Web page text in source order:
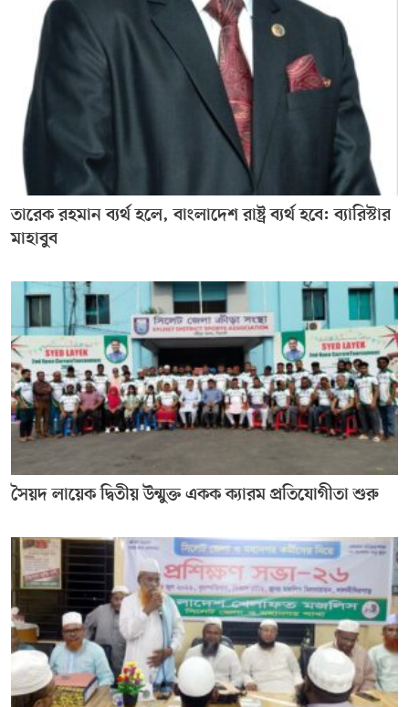
তারেক রহমান ব্যর্থ হলে, বাংলাদেশ রাষ্ট্র ব্যর্থ হবে: ব্যারিস্টার
মাহাবুব
সৈয়দ লায়েক দ্বিতীয় উন্মুক্ত একক ক্যারম প্রতিযোগীতা শুরু